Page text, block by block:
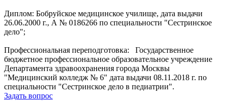
Диплом: Бобруйское медицинское училище, дата выдачи
26.06.2000 г., А № 0186266 по специальности "Сестринское
дело";
Профессиональная переподготовка: Государственное
бюджетное профессиональное образовательное учреждение
Департамента здравоохранения города Москвы
"Медицинский колледж № 6" дата выдачи 08.11.2018 г. по
специальности "Сестринское дело в педиатрии".
Задать вопрос